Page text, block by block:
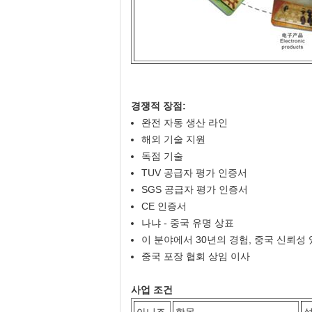
경쟁적 장점:
완전 자동 생산 라인
해외 기술 지원
독점 기술
TUV 공급자 평가 인증서
SGS 공급자 평가 인증서
CE 인증서
나냐 - 중국 유명 상표
이 분야에서 30년의 경험, 중국 신뢰성
중국 포장 협회 상임 이사
사업 조건